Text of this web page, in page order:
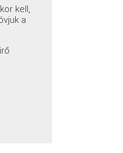
kell,
a